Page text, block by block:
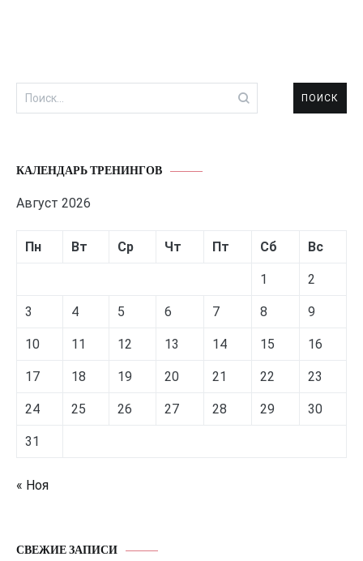
Найти:
КАЛЕНДАРЬ ТРЕНИНГОВ
Август 2026
Пн Вт Ср Чт Пт Сб Вс
1 2
3 4 5 6 7 8 9
10 11 12 13 14 15 16
17 18 19 20 21 22 23
24 25 26 27 28 29 30
31
« Ноя
СВЕЖИЕ ЗАПИСИ